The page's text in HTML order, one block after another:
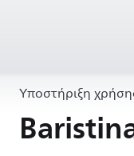
Υποστήριξη